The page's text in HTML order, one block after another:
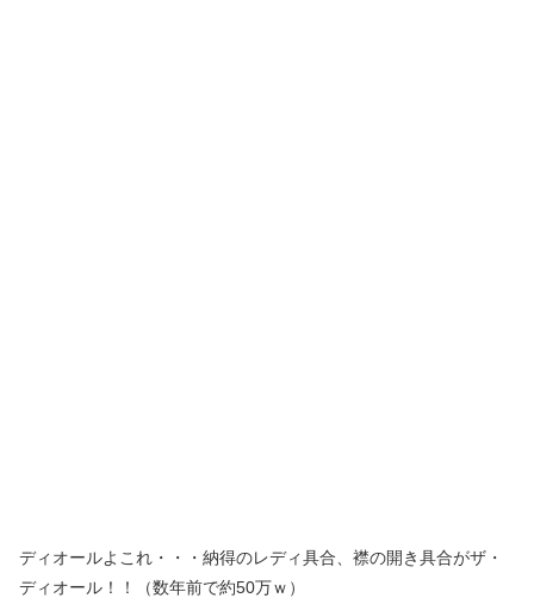
ディオールよこれ・・・納得のレディ具合、襟の開き具合がザ・
ディオール！！（数年前で約50万ｗ）